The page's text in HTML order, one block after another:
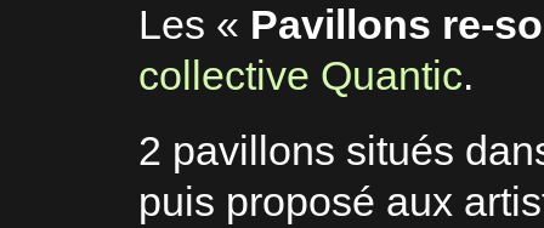
Les « Pavillons re-
collective Quantic.
2 pavillons situés
puis proposé aux